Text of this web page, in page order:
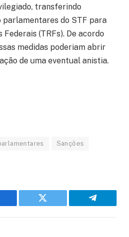
transferindo
parlamentares do STF para
Federais (TRFs). De acordo
medidas poderiam abrir
de uma eventual anistia.
Sanções
Twitter Telegram